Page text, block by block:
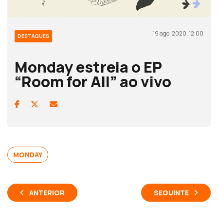
DESTAQUES 19 ago, 2020, 12:00
Monday estreia o EP
“Room for All” ao vivo
MONDAY
ANTERIOR SEGUINTE